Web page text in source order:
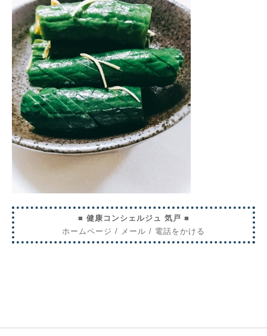
■ 健康コンシェルジュ 気戸 ■
ホームページ / メール / 電話をかける